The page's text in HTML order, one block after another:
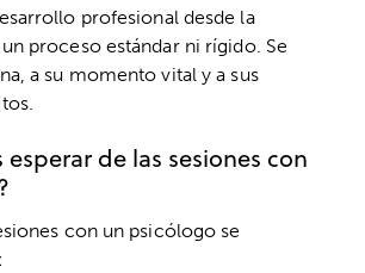
profesional desde la
proceso estándar ni rígido. Se
a su momento vital y a sus
de las sesiones con
con un psicólogo se